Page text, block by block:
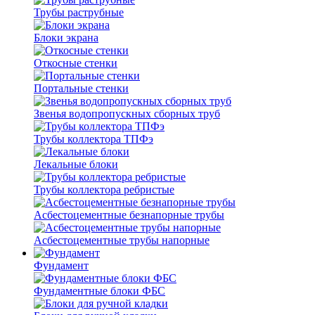
Трубы раструбные
Блоки экрана
Откосные стенки
Портальные стенки
Звенья водопропускных сборных труб
Трубы коллектора ТПФэ
Лекальные блоки
Трубы коллектора ребристые
Асбестоцементные безнапорные трубы
Асбестоцементные трубы напорные
Фундамент
Фундаментные блоки ФБС